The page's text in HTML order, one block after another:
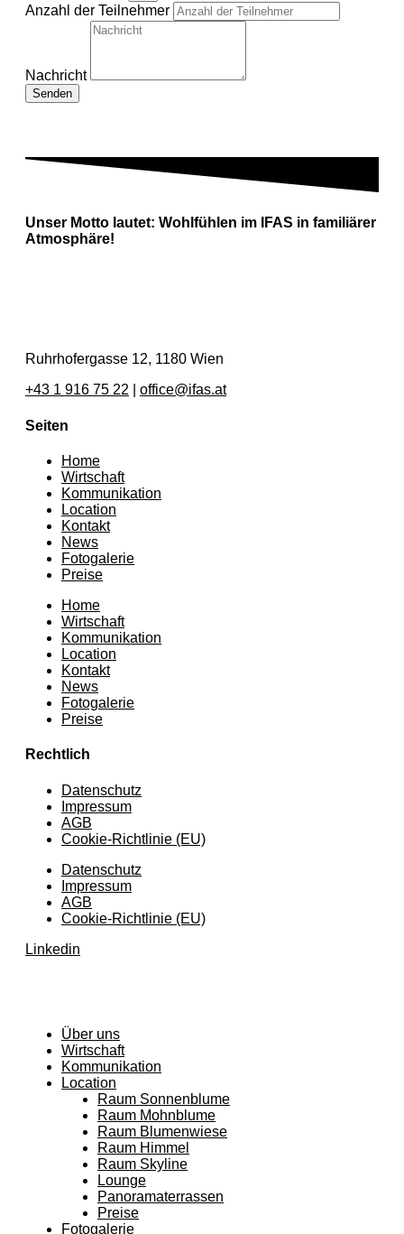
Anzahl der Teilnehmer
Nachricht
Senden
Unser Motto lautet: Wohlfühlen im IFAS in familiärer
Atmosphäre!
Ruhrhofergasse 12, 1180 Wien
+43 1 916 75 22
office@ifas.at
Seiten
Home
Wirtschaft
Kommunikation
Location
Kontakt
News
Fotogalerie
Preise
Home
Wirtschaft
Kommunikation
Location
Kontakt
News
Fotogalerie
Preise
Rechtlich
Datenschutz
Impressum
AGB
Cookie-Richtlinie (EU)
Datenschutz
Impressum
AGB
Cookie-Richtlinie (EU)
Linkedin
Über uns
Wirtschaft
Kommunikation
Location
Raum Sonnenblume
Raum Mohnblume
Raum Blumenwiese
Raum Himmel
Raum Skyline
Lounge
Panoramaterrassen
Preise
Fotogalerie